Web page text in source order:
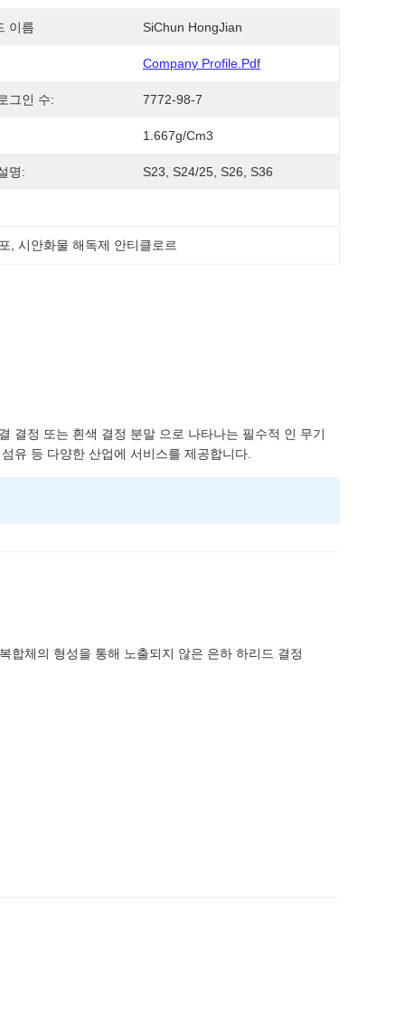
이름 SiChun HongJian
Company Profile.pdf
그인 수: 7772-98-7
1.667g/cm3
명: S23, S24/25, S26, S36
, 시안화물 해독제 안티클로르
결정 또는 흰색 결정 분말 으로 나타나는 필수적 인 무기
유 등 다양한 산업에 서비스를 제공합니다.
합체의 형성을 통해 노출되지 않은 은하 하리드 결정